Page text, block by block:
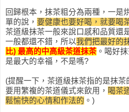
回歸根本，抹茶粗分為兩種，一是
單的說， 要健康也要好喝，就要喝
茶道級抹茶一般來說口感和品質還
一般都還不錯，所以我們把最好的
比) 最高的中高級茶道抹茶 。喝好
是最大的幸福，不是嗎?
(提醒一下，茶道級抹茶指的是抹
要用繁複的茶道儀式來飲用， 喝茶
鬆愉快的心情和作法的 。)